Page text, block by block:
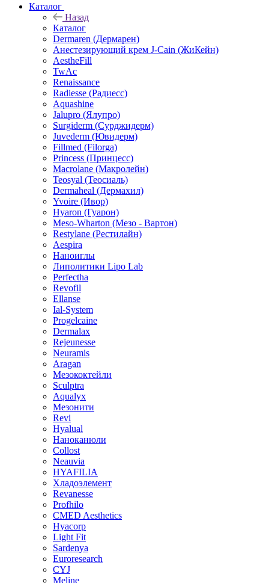
Каталог
Назад
Каталог
Dermaren (Дермарен)
Анестезирующий крем J-Cain (ЖиКейн)
AestheFill
TwAc
Renaissance
Radiesse (Радиесс)
Aquashine
Jalupro (Ялупро)
Surgiderm (Сурджидерм)
Juvederm (Ювидерм)
Fillmed (Filorga)
Princess (Принцесс)
Macrolane (Макролейн)
Teosyal (Теосиаль)
Dermaheal (Дермахил)
Yvoire (Ивор)
Hyaron (Гуарон)
Meso-Wharton (Мезо - Вартон)
Restylane (Рестилайн)
Aespira
Наноиглы
Липолитики Lipo Lab
Perfectha
Revofil
Ellanse
Ial-System
Progelcaine
Dermalax
Rejeunesse
Neuramis
Aragan
Мезококтейли
Sculptra
Aqualyx
Мезонити
Revi
Hyalual
Наноканюли
Collost
Neauvia
HYAFILIA
Хладоэлемент
Revanesse
Profhilo
CMED Aesthetics
Hyacorp
Light Fit
Sardenya
Euroresearch
CYJ
Meline